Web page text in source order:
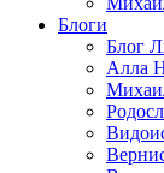
Блоги
Блог
Алла